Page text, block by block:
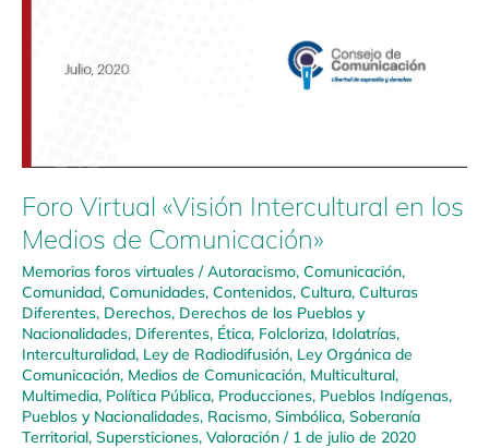
Foro Virtual «Visión Intercultural en los
Medios de Comunicación»
Memorias foros virtuales /Autoracismo, Comunicación,
Comunidad, Comunidades, Contenidos, Cultura, Culturas
Diferentes, Derechos, Derechos de los Pueblos y
Nacionalidades, Diferentes, Ética, Folcloriza, Idolatrías,
Interculturalidad, Ley de Radiodifusión, Ley Orgánica de
Comunicación, Medios de Comunicación, Multicultural,
Multimedia, Política Pública, Producciones, Pueblos Indígenas,
Pueblos y Nacionalidades, Racismo, Simbólica, Soberanía
Territorial, Supersticiones, Valoración / 1 de julio de 2020